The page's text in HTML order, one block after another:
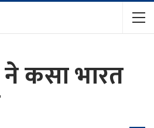
कसा भारत